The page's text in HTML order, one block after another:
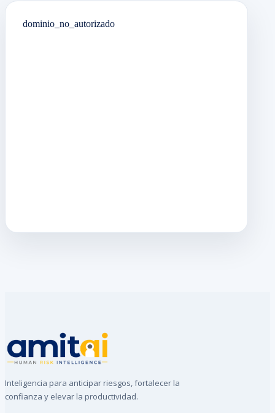
dominio_no_autorizado
Inteligencia para anticipar riesgos, fortalecer la
confianza y elevar la productividad.